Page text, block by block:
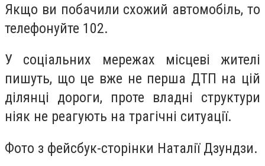
Якщо ви побачили схожий автомобіль, то
телефонуйте 102.
У соціальних мережах місцеві жителі
пишуть, що це вже не перша ДТП на цій
ділянці дороги, проте владні структури
ніяк не реагують на трагічні ситуації.
Фото з фейсбук-сторінки Наталії Дзундзи.